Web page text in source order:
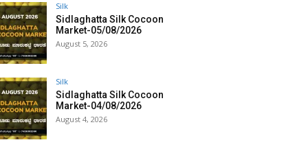
Silk
Sidlaghatta Silk Cocoon
Market-05/08/2026
August 5, 2026
Silk
Sidlaghatta Silk Cocoon
Market-04/08/2026
August 4, 2026